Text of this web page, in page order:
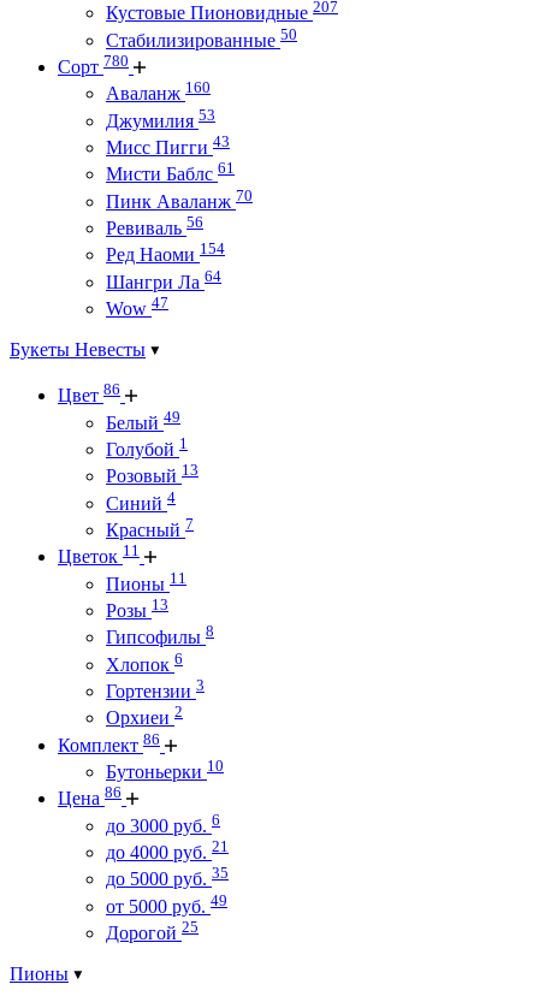
Кустовые Пионовидные 207
Стабилизированные 50
Сорт 780
Аваланж 160
Джумилия 53
Мисс Пигги 43
Мисти Баблс 61
Пинк Аваланж 70
Ревиваль 56
Ред Наоми 154
Шангри Ла 64
Wow 47
Букеты Невесты
Цвет 86
Белый 49
Голубой 1
Розовый 13
Синий 4
Красный 7
Цветок 11
Пионы 11
Розы 13
Гипсофилы 8
Хлопок 6
Гортензии 3
Орхиеи 2
Комплект 86
Бутоньерки 10
Цена 86
до 3000 руб. 6
до 4000 руб. 21
до 5000 руб. 35
от 5000 руб. 49
Дорогой 25
Пионы